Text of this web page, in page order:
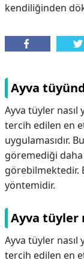
kendiliğinden
Ayva
Ayva tüyler
tercih edilen en
uygulamasıdır.
göremediği
görebilmektedir.
yöntemidir.
Ayva tüyler
Ayva tüyler nasıl
tercih edilen en